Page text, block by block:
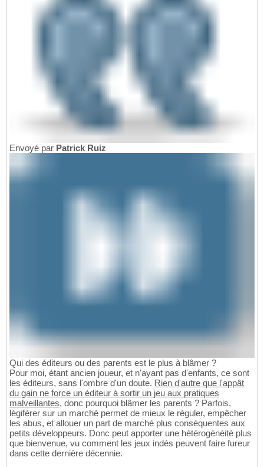
Envoyé par Patrick Ruiz
Qui des éditeurs ou des parents est le plus à blâmer ?
Pour moi, étant ancien joueur, et n'ayant pas d'enfants, ce sont
les éditeurs, sans l'ombre d'un doute. Rien d'autre que l'appât
du gain ne force un éditeur à sortir un jeu aux pratiques
malveillantes, donc pourquoi blâmer les parents ? Parfois,
légiférer sur un marché permet de mieux le réguler, empêcher
les abus, et allouer un part de marché plus conséquentes aux
petits développeurs. Donc peut apporter une hétérogénéité plus
que bienvenue, vu comment les jeux indés peuvent faire fureur
dans cette dernière décennie.